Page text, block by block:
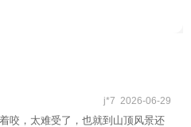
j*7 2026-06-29
咬，太难受了，也就到山顶风景还